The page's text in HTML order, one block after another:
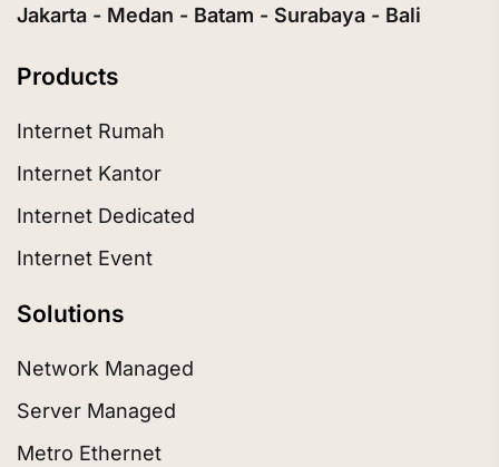
Jakarta - Medan - Batam - Surabaya - Bali
Products
Internet Rumah
Internet Kantor
Internet Dedicated
Internet Event
Solutions
Network Managed
Server Managed
Metro Ethernet